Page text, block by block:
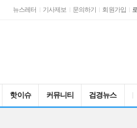
뉴스레터 기사제보 문의하기 회원가입
핫이슈 커뮤니티 검경뉴스